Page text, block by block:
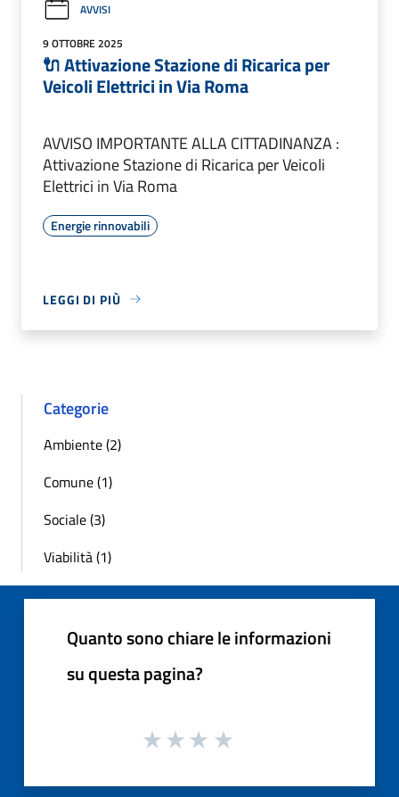
AVVISI
9 OTTOBRE 2025
🔌 Attivazione Stazione di Ricarica per
Veicoli Elettrici in Via Roma
AVVISO IMPORTANTE ALLA CITTADINANZA :
Attivazione Stazione di Ricarica per Veicoli
Elettrici in Via Roma
Energie rinnovabili
LEGGI DI PIÙ
Categorie
Ambiente (2)
Comune (1)
Sociale (3)
Viabilità (1)
Quanto sono chiare le informazioni
su questa pagina?